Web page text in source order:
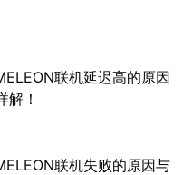
联机延迟高的原因
解！
联机失败的原因与